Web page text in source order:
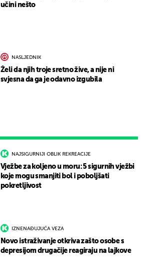
NAJSIGURNIJI OBLIK REKREACIJE
Vježbe za koljeno u moru: 5 sigurnih vježbi
koje mogu smanjiti bol i poboljšati
pokretljivost
IZNENAĐUJUĆA VEZA
Novo istraživanje otkriva zašto osobe s
depresijom drugačije reagiraju na lajkove
učini nešto
NASLJEDNIK
Želi da njih troje sretno žive, a nije ni
svjesna da ga je odavno izgubila